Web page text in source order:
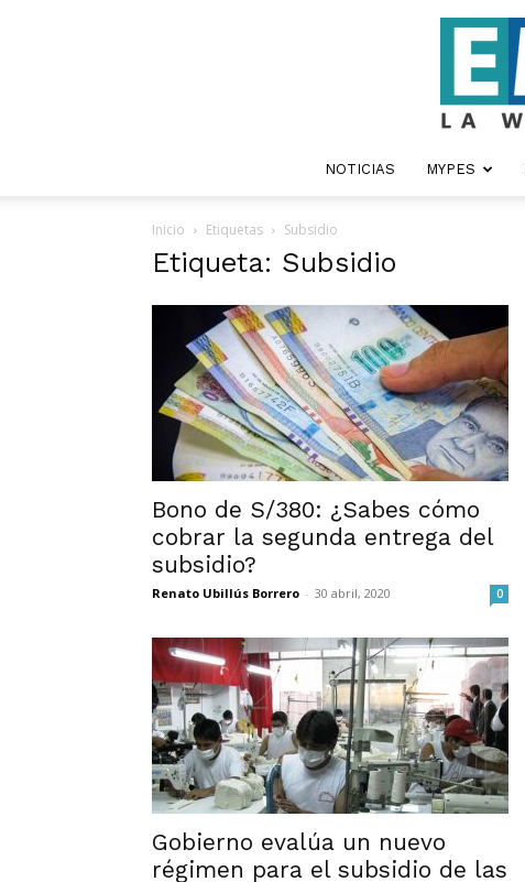
NOTICIAS MYPES
Inicio Etiquetas Subsidio
Etiqueta: Subsidio
Bono de S/380: ¿Sabes cómo
cobrar la segunda entrega del
subsidio?
Renato Ubillús Borrero - 30 abril, 2020 0
Gobierno evalúa un nuevo
régimen para el subsidio de las